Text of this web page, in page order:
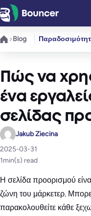
Μετάβαση
στο
περιεχόμενο
Blog
Πώς να
ένα
σελίδας
Jakub Ziecina
2025-03-31
1min(s) read
Η σελίδα προορισμού
ζώνη του μάρκετερ.
παρακολουθείτε κάθε